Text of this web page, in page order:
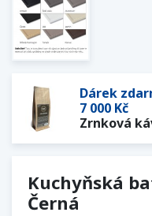
Dárek
7 000 Kč
Zrnková
Kuchyňská
Černá